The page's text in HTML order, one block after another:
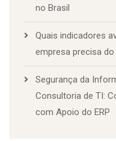
no Brasil
Quais indicadores
empresa precisa
Segurança da
Consultoria de TI:
com Apoio do ERP